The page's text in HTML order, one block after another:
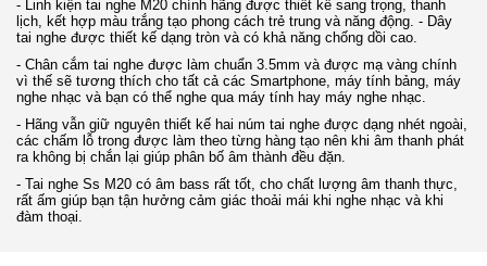
- Linh kiện tai nghe M20 chính hãng được thiết kế sang trọng, thanh
lịch, kết hợp màu trắng tạo phong cách trẻ trung và năng động. - Dây
tai nghe được thiết kế dạng tròn và có khả năng chống dồi cao.
- Chân cắm tai nghe được làm chuẩn 3.5mm và được mạ vàng chính
vì thế sẽ tương thích cho tất cả các Smartphone, máy tính bảng, máy
nghe nhạc và bạn có thể nghe qua máy tính hay máy nghe nhạc.
- Hãng vẫn giữ nguyên thiết kế hai núm tai nghe được dạng nhét ngoài,
các chấm lỗ trong được làm theo từng hàng tạo nên khi âm thanh phát
ra không bị chắn lại giúp phân bố âm thành đều đặn.
- Tai nghe Ss M20 có âm bass rất tốt, cho chất lượng âm thanh thực,
rất ấm giúp bạn tận hưởng cảm giác thoải mái khi nghe nhạc và khi
đàm thoại.